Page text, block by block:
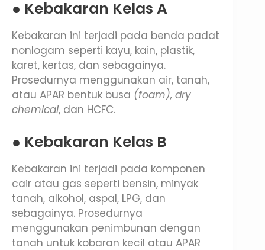
● Kebakaran Kelas A
Kebakaran ini terjadi pada benda padat
nonlogam seperti kayu, kain, plastik,
karet, kertas, dan sebagainya.
Prosedurnya menggunakan air, tanah,
atau APAR bentuk busa (foam), dry
chemical, dan HCFC.
● Kebakaran Kelas B
Kebakaran ini terjadi pada komponen
cair atau gas seperti bensin, minyak
tanah, alkohol, aspal, LPG, dan
sebagainya. Prosedurnya
menggunakan penimbunan dengan
tanah untuk kobaran kecil atau APAR